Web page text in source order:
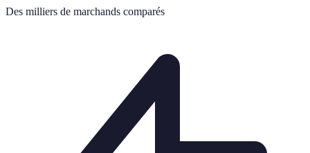
Des milliers de marchands comparés